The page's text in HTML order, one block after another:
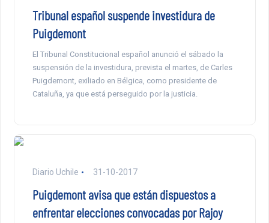
Tribunal español suspende investidura de
Puigdemont
El Tribunal Constitucional español anunció el sábado la
suspensión de la investidura, prevista el martes, de Carles
Puigdemont, exiliado en Bélgica, como presidente de
Cataluña, ya que está perseguido por la justicia.
Diario Uchile 31-10-2017
Puigdemont avisa que están dispuestos a
enfrentar elecciones convocadas por Rajoy